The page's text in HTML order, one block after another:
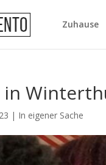
Zuhause
in
| In eigener Sache